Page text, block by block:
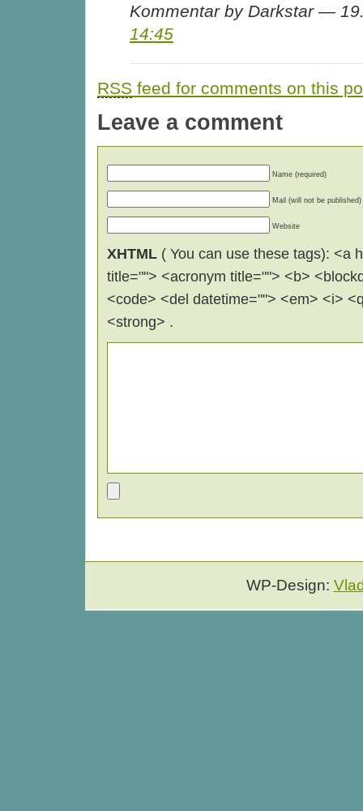
Kommentar by Darkstar —
14:45
RSS feed for comments on this
Leave a comment
Name (required)
Mail (will not be published)
Website
XHTML ( You can use these tags): <a
title=""> <acronym title=""> <b>
<code> <del datetime=""> <em> <i>
<strong> .
WP-Design: